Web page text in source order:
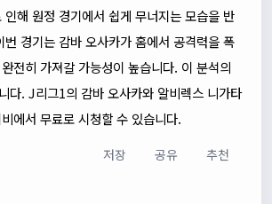
인해 원정 경기에서 쉽게 무너지는 모습을 반
경기는 감바 오사카가 홈에서 공격력을 폭
전히 가져갈 가능성이 높습니다. 이 분석의
다. J리그1의 감바 오사카와 알비렉스 니가타
에서 무료로 시청할 수 있습니다.
저장 공유 추천